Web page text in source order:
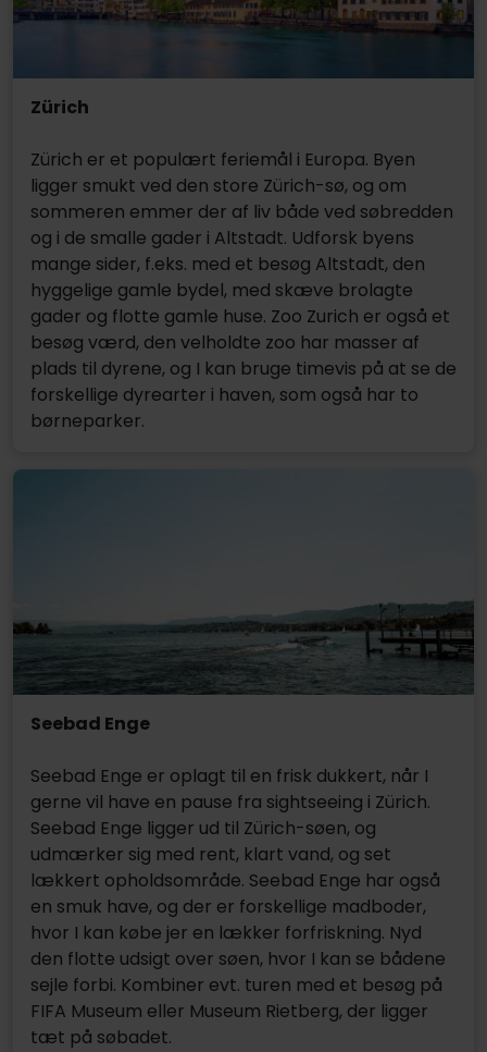
Zürich
Zürich er et populært feriemål i Europa. Byen
ligger smukt ved den store Zürich-sø, og om
sommeren emmer der af liv både ved søbredden
og i de smalle gader i Altstadt. Udforsk byens
mange sider, f.eks. med et besøg Altstadt, den
hyggelige gamle bydel, med skæve brolagte
gader og flotte gamle huse. Zoo Zurich er også et
besøg værd, den velholdte zoo har masser af
plads til dyrene, og I kan bruge timevis på at se de
forskellige dyrearter i haven, som også har to
børneparker.
Seebad Enge
Seebad Enge er oplagt til en frisk dukkert, når I
gerne vil have en pause fra sightseeing i Zürich.
Seebad Enge ligger ud til Zürich-søen, og
udmærker sig med rent, klart vand, og set
lækkert opholdsområde. Seebad Enge har også
en smuk have, og der er forskellige madboder,
hvor I kan købe jer en lækker forfriskning. Nyd
den flotte udsigt over søen, hvor I kan se bådene
sejle forbi. Kombiner evt. turen med et besøg på
FIFA Museum eller Museum Rietberg, der ligger
tæt på søbadet.